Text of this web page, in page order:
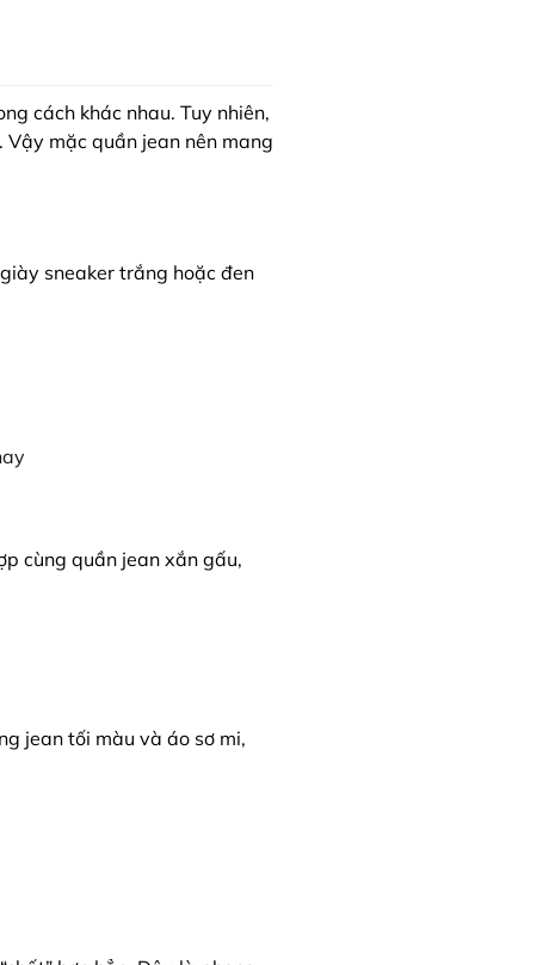
cách khác nhau. Tuy nhiên,
mặc quần jean nên mang
sneaker trắng hoặc đen
cùng quần jean xắn gấu,
jean tối màu và áo sơ mi,